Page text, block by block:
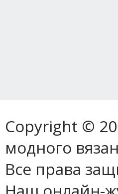
Copyright ©
модного
Все права